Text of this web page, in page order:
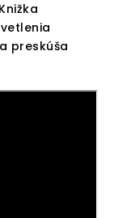
preskúša